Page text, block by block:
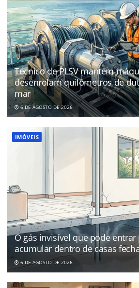
Técnico de PLSV mantém
desenrolam quilômetros de
mar
6 DE AGOSTO DE 2026
IMÓVEIS
O gás invisível que pode
acumular dentro de casas
6 DE AGOSTO DE 2026